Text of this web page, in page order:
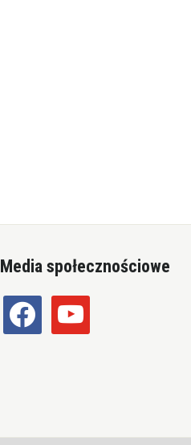
Media społecznościowe
facebook youtube